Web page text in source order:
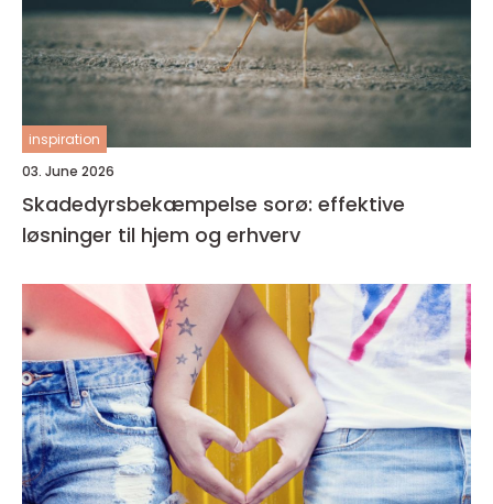
inspiration
03. June 2026
Skadedyrsbekæmpelse sorø: effektive
løsninger til hjem og erhverv